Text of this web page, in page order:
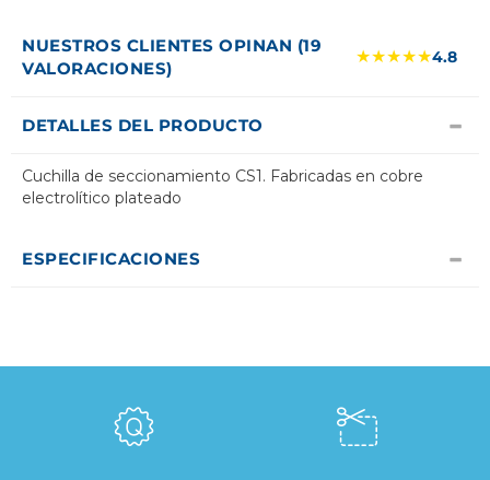
NUESTROS CLIENTES OPINAN (19
VALORACIONES)
★★★★★4.8
DETALLES DEL PRODUCTO
Cuchilla de seccionamiento CS1. Fabricadas en cobre
electrolítico plateado
ESPECIFICACIONES